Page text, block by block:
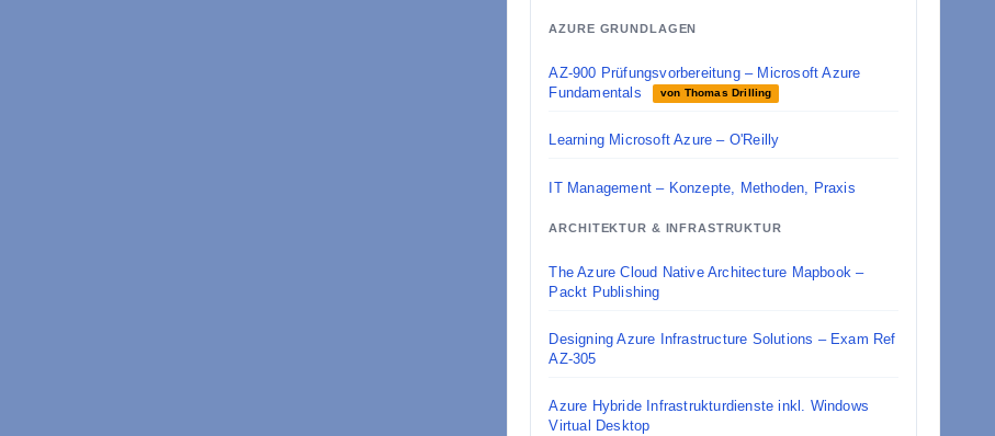
AZURE GRUNDLAGEN
AZ-900 Prüfungsvorbereitung – Microsoft Azure
Fundamentals
von Thomas Drilling
Learning Microsoft Azure – O'Reilly
IT Management – Konzepte, Methoden, Praxis
ARCHITEKTUR & INFRASTRUKTUR
The Azure Cloud Native Architecture Mapbook –
Packt Publishing
Designing Azure Infrastructure Solutions – Exam Ref
AZ-305
Azure Hybride Infrastrukturdienste inkl. Windows
Virtual Desktop